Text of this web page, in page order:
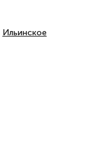
Ильинское